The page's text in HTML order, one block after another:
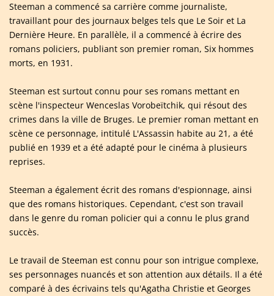
Steeman a commencé sa carrière comme journaliste,
travaillant pour des journaux belges tels que Le Soir et La
Dernière Heure. En parallèle, il a commencé à écrire des
romans policiers, publiant son premier roman, Six hommes
morts, en 1931.
Steeman est surtout connu pour ses romans mettant en
scène l'inspecteur Wenceslas Vorobeïtchik, qui résout des
crimes dans la ville de Bruges. Le premier roman mettant en
scène ce personnage, intitulé L'Assassin habite au 21, a été
publié en 1939 et a été adapté pour le cinéma à plusieurs
reprises.
Steeman a également écrit des romans d'espionnage, ainsi
que des romans historiques. Cependant, c'est son travail
dans le genre du roman policier qui a connu le plus grand
succès.
Le travail de Steeman est connu pour son intrigue complexe,
ses personnages nuancés et son attention aux détails. Il a été
comparé à des écrivains tels qu'Agatha Christie et Georges